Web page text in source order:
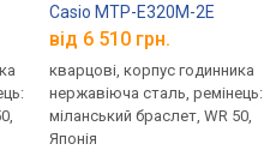
Casio MTP-E320M-2E
від 6 510 грн.
кварцові, корпус годинника
нержавіюча сталь, ремінець:
міланський браслет, WR 50,
Японія